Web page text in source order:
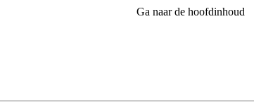
Ga naar de hoofdinhoud